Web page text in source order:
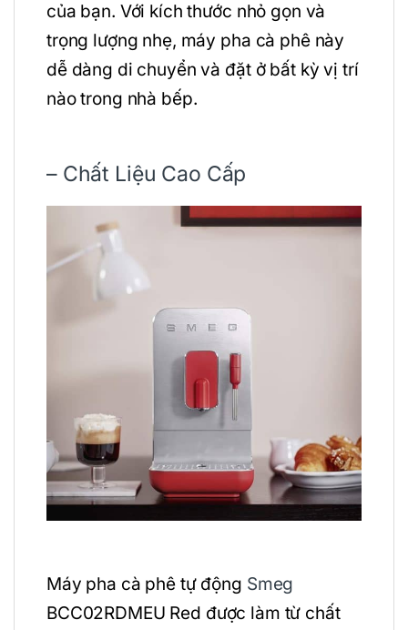
của bạn. Với kích thước nhỏ gọn và
trọng lượng nhẹ, máy pha cà phê này
dễ dàng di chuyển và đặt ở bất kỳ vị trí
nào trong nhà bếp.
– Chất Liệu Cao Cấp
Máy pha cà phê tự động Smeg
BCC02RDMEU Red được làm từ chất